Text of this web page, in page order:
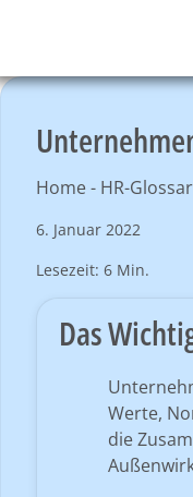
Home- HR-Glossar
6. Januar 2022
Lesezeit: 6 Min.
Das
Werte,
die